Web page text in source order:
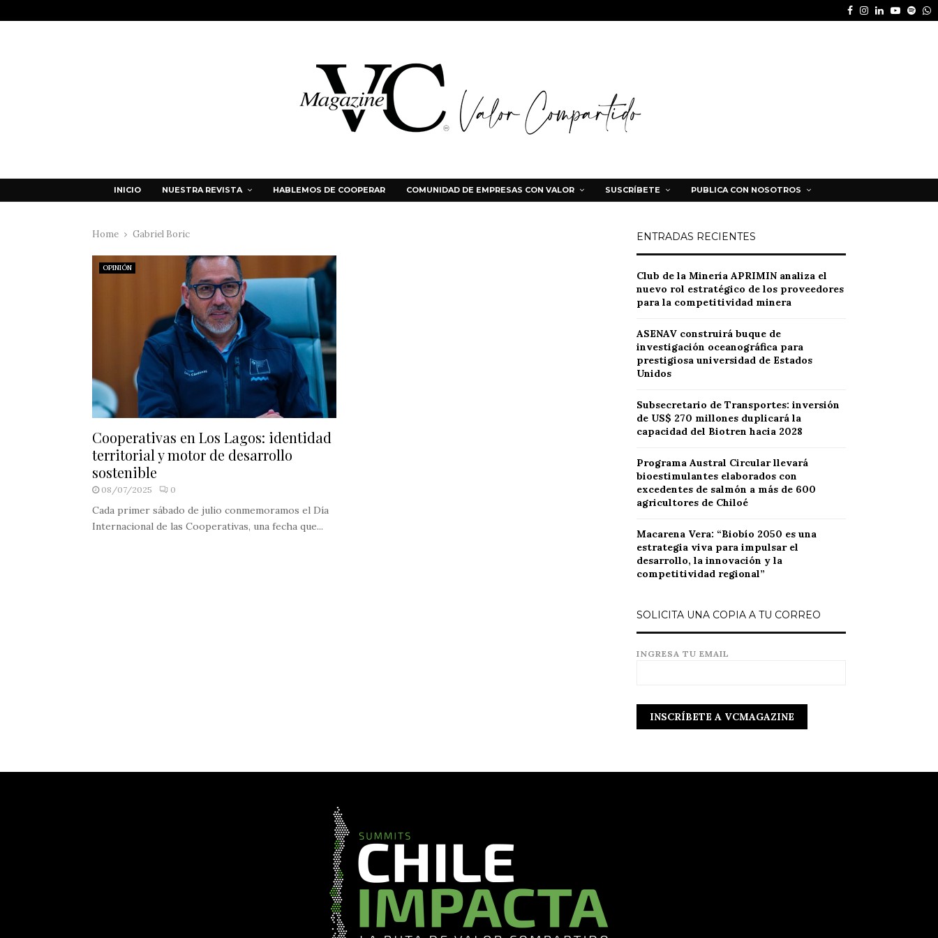
Facebook
Instagram
LinkedinYoutube
INICIO NUESTRA REVISTA HABLEMOS DE COOPERAR COMUNIDAD DE EMPRESAS CON VALOR SUSCRÍBETE PUBLICA CON NOSOTROS
Home Gabriel Boric
OPINIÓN
Cooperativas en Los Lagos: identidad
territorial y motor de desarrollo
sostenible
08/07/2025 0
Cada primer sábado de julio conmemoramos el Día
Internacional de las Cooperativas, una fecha que...
ENTRADAS RECIENTES
Club de la Minería APRIMIN analiza el
nuevo rol estratégico de los proveedores
para la competitividad minera
ASENAV construirá buque de
investigación oceanográfica para
prestigiosa universidad de Estados
Unidos
Subsecretario de Transportes: inversión
de US$ 270 millones duplicará la
capacidad del Biotren hacia 2028
Programa Austral Circular llevará
bioestimulantes elaborados con
excedentes de salmón a más de 600
agricultores de Chiloé
Macarena Vera: “Biobío 2050 es una
estrategia viva para impulsar el
desarrollo, la innovación y la
competitividad regional”
SOLICITA UNA COPIA A TU CORREO
INGRESA TU EMAIL